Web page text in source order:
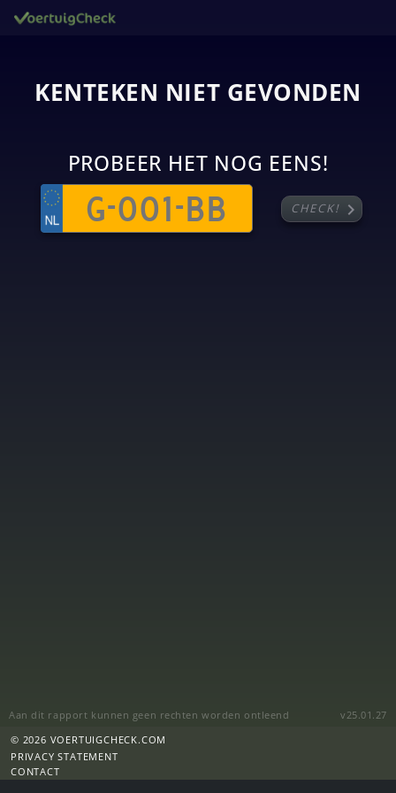
KENTEKEN NIET GEVONDEN
PROBEER HET NOG EENS!
CHECK! chevron_right
Aan dit rapport kunnen geen rechten worden ontleend
v25.01.27
© 2026 VOERTUIGCHECK.COM
PRIVACY STATEMENT
CONTACT